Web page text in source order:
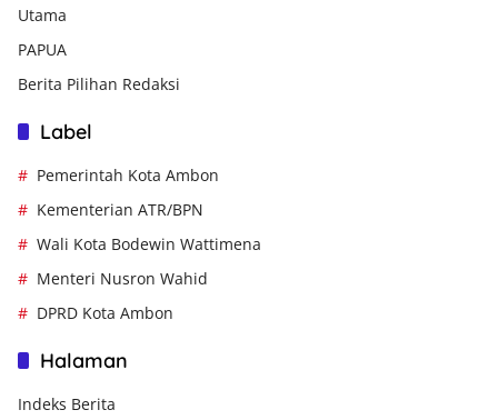
Utama
PAPUA
Berita Pilihan Redaksi
Label
Pemerintah Kota Ambon
Kementerian ATR/BPN
Wali Kota Bodewin Wattimena
Menteri Nusron Wahid
DPRD Kota Ambon
Halaman
Indeks Berita